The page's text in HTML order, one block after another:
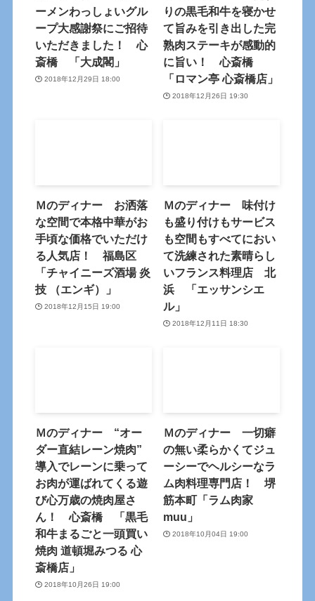
ーメンわっしょいグル
ープ大感謝祭にご招待
いただきました！ 心
斎橋 「大成閣」
2018年12月29日 18:00
りの黒毛和牛を寝かせ
て旨みを引き出した完
熟肉ステーキが感動的
に旨い！ 心斎橋
「ロマン亭 心斎橋店」
2018年12月26日 19:30
Ｍのディナー お洒落
な空間で本格中華がお
手頃な価格でいただけ
る人気店！ 福島区
「チャイニーズ酒場 炎
技 （エンギ）」
2018年12月15日 19:00
Ｍのディナー 味付け
も盛り付けもサービス
も空間もすべてにおい
て洗練された素晴らし
いフランス料理店 北
浜 「エッサンシエ
ル」
2018年12月11日 18:30
Ｍのディナー “オー
ダー直結レーン焼肉”
導入でレーンに乗って
お肉が運ばれてくる遊
び心万歳の焼肉屋さ
ん！ 心斎橋 「黒毛
和牛まるごと一頭買い
焼肉 道頓堀みつる 心
斎橋店」
2018年10月26日 19:00
Ｍのディナー 一切癖
の無い柔らかくてジュ
ーシーでヘルシーなラ
ム肉料理専門店！ 堺
筋本町「ラム肉家
muu」
2018年10月04日 19:00